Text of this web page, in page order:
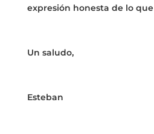
expresión honesta de lo
Un saludo,
Esteban